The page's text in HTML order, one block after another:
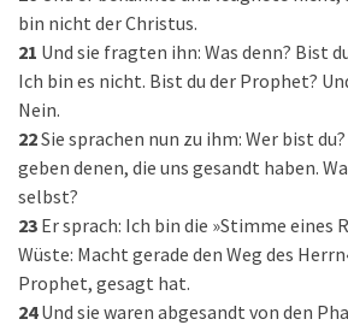
bin nicht der Christus.
21 Und sie fragten ihn: Was denn? Bist
Ich bin es nicht. Bist du der Prophet?
Nein.
22Sie sprachen nun zu ihm: Wer bist
geben denen, die uns gesandt haben.
selbst?
23 Er sprach: Ich bin die »Stimme eines
Wüste: Macht gerade den Weg des
Prophet, gesagt hat.
24 Und sie waren abgesandt von den